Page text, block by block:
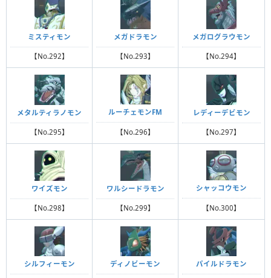
ミスティモン
【No.292】
メガドラモン
【No.293】
メガログラウモン
【No.294】
メタルティラノモン
【No.295】
ルーチェモンFM
【No.296】
レディーデビモン
【No.297】
ワイズモン
【No.298】
ワルシードラモン
【No.299】
シャッコウモン
【No.300】
シルフィーモン ディノビーモン パイルドラモン